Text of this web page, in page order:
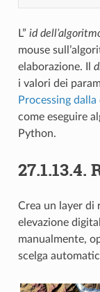
L” id
mouse
elaborazione. Il
i valori dei
Processing
come eseguire
Python.
27.1.13.4.
Crea un layer di
elevazione
manualmente,
scelga